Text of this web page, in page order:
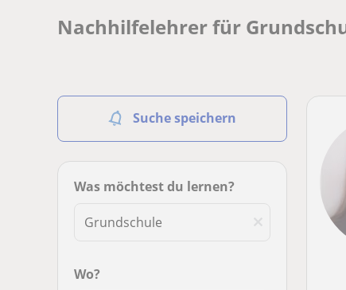
Nachhilfelehrer für
Suche speichern
Was möchtest du lernen?
Wo?